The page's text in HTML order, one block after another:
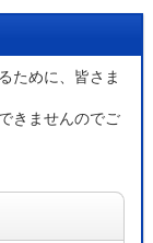
ために、皆さま
きませんのでご